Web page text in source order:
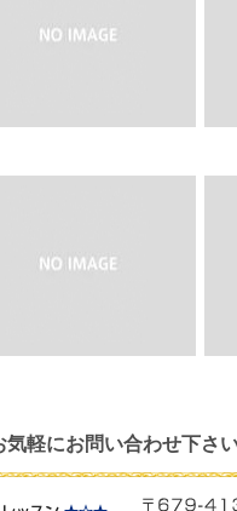
軽にお問い合わせ下さ